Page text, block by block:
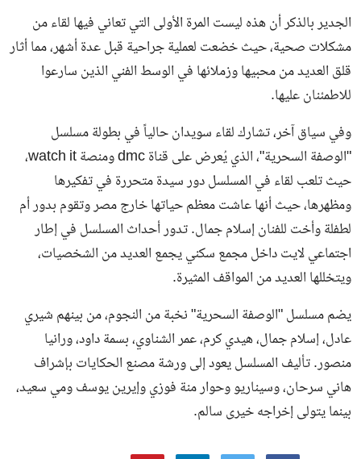
الجدير بالذكر أن هذه ليست المرة الأولى التي تعاني فيها لقاء من
مشكلات صحية، حيث خضعت لعملية جراحية قبل عدة أشهر، مما أثار
قلق العديد من محبيها وزملائها في الوسط الفني الذين سارعوا
للاطمئنان عليها.
وفي سياق آخر، تشارك لقاء سويدان حالياً في بطولة مسلسل
"الوصفة السحرية"، الذي يُعرض على قناة dmc ومنصة watch it،
حيث تلعب لقاء في المسلسل دور سيدة متحررة في تفكيرها
ومظهرها، حيث أنها عاشت معظم حياتها خارج مصر وتقوم بدور أم
لطفلة وأخت للفنان إسلام جمال. تدور أحداث المسلسل في إطار
اجتماعي لايت داخل مجمع سكني يجمع العديد من الشخصيات،
ويتخللها العديد من المواقف المثيرة.
يضم مسلسل "الوصفة السحرية" نخبة من النجوم، من بينهم شيري
عادل، إسلام جمال، هيدي كرم، عمر الشناوي، بسمة داود، ورانيا
منصور. تأليف المسلسل يعود إلى ورشة مصنع الحكايات بإشراف
هاني سرحان، وسيناريو وحوار منة فوزي وإيرين يوسف ومي سعيد،
بينما يتولى إخراجه خيرى سالم.